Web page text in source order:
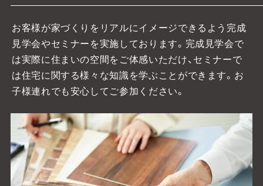
お客様が家づくりをリアルにイメージできるよう完成
見学会やセミナーを実施しております。 完成見学会で
は実際に住まいの空間をご体感いただけ、セミナーで
は住宅に関する様々な知識を学ぶことができます。お
子様連れでも安心してご参加ください。